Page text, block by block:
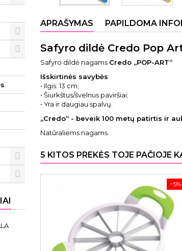
APRAŠYMAS PAPILDOMA
Safyro dildė Credo Pop
Safyro dildė nagams Credo „POP-ART“
Išskirtinės savybės
• Ilgis: 13 cm;
• Šiurkštus/švelnus paviršiai;
• Yra ir daugiau spalvų.
„Credo“ - beveik 100 metų patirtis ir
Natūraliems nagams
5 KITOS PREKĖS TOJE PAČIOJE
−5%